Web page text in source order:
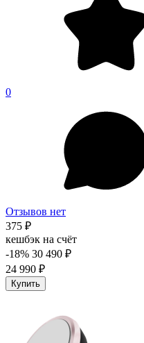
0
Отзывов нет
375 ₽
кешбэк на счёт
-18% 30 490 ₽
24 990 ₽
Купить